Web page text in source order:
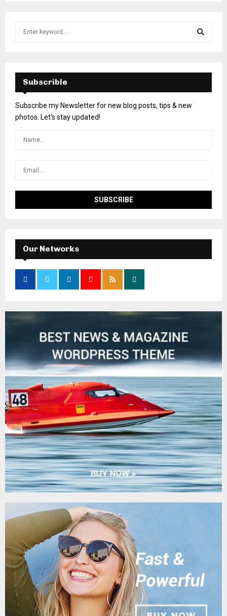
Subscrible
Subscribe my Newsletter for new blog posts, tips & new
photos. Let's stay updated!
Our Networks